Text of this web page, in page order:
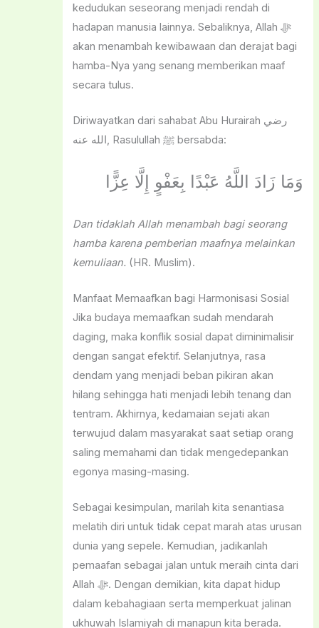
kedudukan seseorang menjadi rendah di
hadapan manusia lainnya. Sebaliknya, Allah ﷻ
akan menambah kewibawaan dan derajat bagi
hamba-Nya yang senang memberikan maaf
secara tulus.
Diriwayatkan dari sahabat Abu Hurairah رضي
الله عنه, Rasulullah ﷺ bersabda:
وَمَا زَادَ اللَّهُ عَبْدًا بِعَفْوٍ إِلَّا عِزًّا
Dan tidaklah Allah menambah bagi seorang
hamba karena pemberian maafnya melainkan
kemuliaan. (HR. Muslim).
Manfaat Memaafkan bagi Harmonisasi Sosial
Jika budaya memaafkan sudah mendarah
daging, maka konflik sosial dapat diminimalisir
dengan sangat efektif. Selanjutnya, rasa
dendam yang menjadi beban pikiran akan
hilang sehingga hati menjadi lebih tenang dan
tentram. Akhirnya, kedamaian sejati akan
terwujud dalam masyarakat saat setiap orang
saling memahami dan tidak mengedepankan
egonya masing-masing.
Sebagai kesimpulan, marilah kita senantiasa
melatih diri untuk tidak cepat marah atas urusan
dunia yang sepele. Kemudian, jadikanlah
pemaafan sebagai jalan untuk meraih cinta dari
Allah ﷻ. Dengan demikian, kita dapat hidup
dalam kebahagiaan serta memperkuat jalinan
ukhuwah Islamiyah di manapun kita berada.